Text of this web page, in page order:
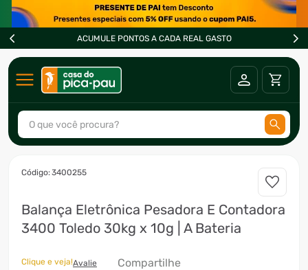
ACUMULE PONTOS A CADA REAL GASTO
O que você procura?
:3400255
Balança Eletrônica Pesadora E Contadora
3400 Toledo 30kg x 10g | A Bateria
Clique e veja!Avalie Compartilhe
2º
fogão
3º
freezer
4º
forno